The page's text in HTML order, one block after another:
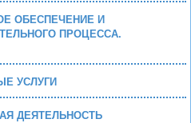
ОБЕСПЕЧЕНИЕ И
ПРОЦЕССА.
УСЛУГИ
ДЕЯТЕЛЬНОСТЬ